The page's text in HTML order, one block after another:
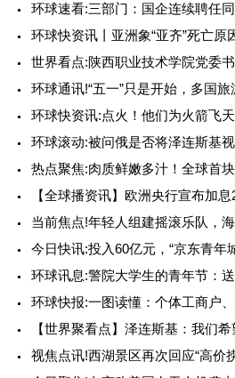
环球速看:三部门：国企连续聘任
环球快资讯丨亚洲象“亚齐”死亡原
世界看点:陕西职业技术学院党委
环球通讯!“五一”只是开始，多国旅
环球快资讯:点火！他们为火箭飞
环球滚动:被问俄是否将泽连斯基
热点聚焦:肉质鲜嫩多汁！全球首
【全球播资讯】欧洲央行宣布加
当前焦点!年轻人组建摇滚乐队，
今日快讯:投入60亿元，“京东青年
环球讯息:警院大学生的青年节：
环球快报:一图读懂：个体工商户
【世界聚看点】泽连斯基：我们
视焦点讯!西湖景区再次回应“高价